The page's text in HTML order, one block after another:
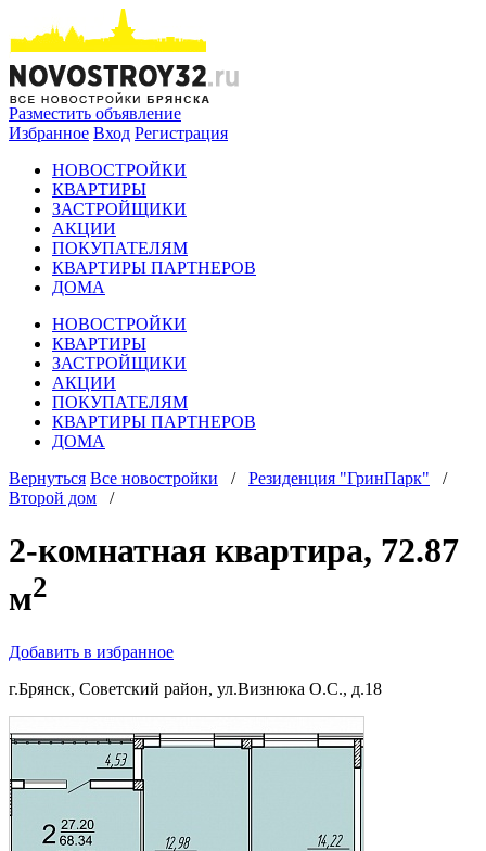
Разместить объявление
Избранное Вход Регистрация
НОВОСТРОЙКИ
КВАРТИРЫ
ЗАСТРОЙЩИКИ
АКЦИИ
ПОКУПАТЕЛЯМ
КВАРТИРЫ ПАРТНЕРОВ
ДОМА
НОВОСТРОЙКИ
КВАРТИРЫ
ЗАСТРОЙЩИКИ
АКЦИИ
ПОКУПАТЕЛЯМ
КВАРТИРЫ ПАРТНЕРОВ
ДОМА
Вернуться Все новостройки / Резиденция "ГринПарк"
/
Второй дом
/
2-комнатная квартира, 72.87
м2
Добавить в избранное
г.Брянск, Советский район, ул.Визнюка О.С., д.18